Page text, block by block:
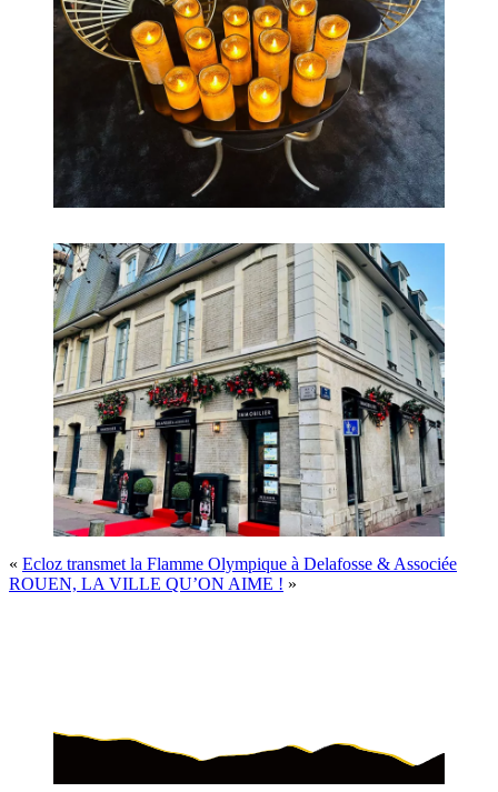
« Ecloz transmet la Flamme Olympique à Delafosse & Associée
ROUEN, LA VILLE QU’ON AIME ! »